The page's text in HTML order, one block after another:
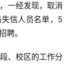
一经发现，取消
信人员名单，5
聘。
、校区的工作分